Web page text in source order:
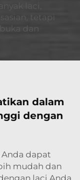
laci,
tetapi
dan
dalam
dengan
Anda dapat
mudah dan
laci Anda